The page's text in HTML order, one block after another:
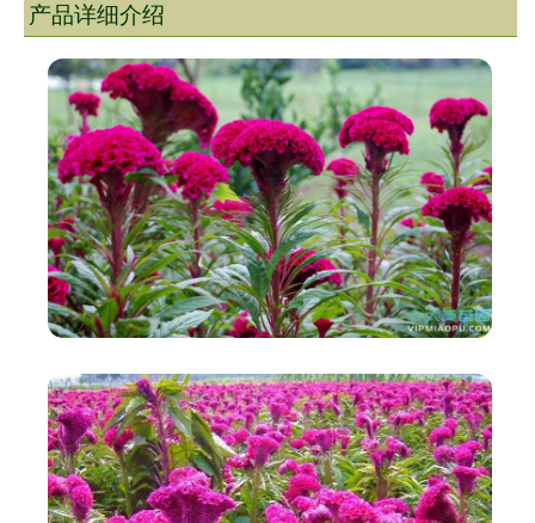
产品详细介绍